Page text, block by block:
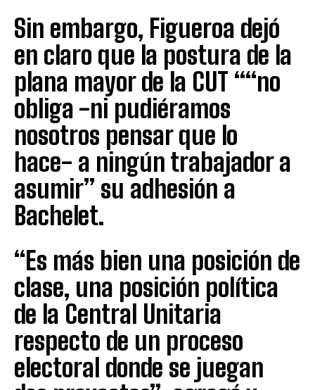
Sin embargo, Figueroa dejó
en claro que la postura de la
plana mayor de la CUT ““no
obliga -ni pudiéramos
nosotros pensar que lo
hace- a ningún trabajador a
asumir” su adhesión a
Bachelet.
“Es más bien una posición de
clase, una posición política
de la Central Unitaria
respecto de un proceso
electoral donde se juegan